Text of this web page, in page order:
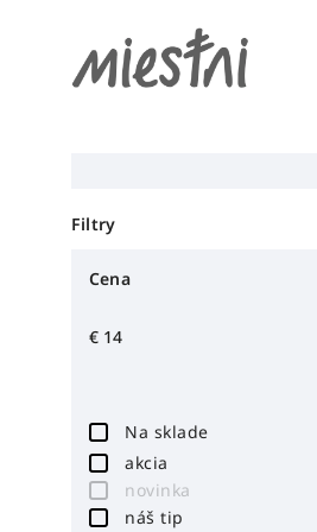
Filtry
Cena
€ 14
Na sklade
akcia
novinka
náš tip